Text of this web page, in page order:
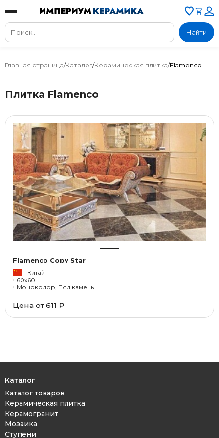
Найти
Главная страница/Каталог/Керамическая плитка/Flamenco
Плитка Flamenco
Flamenco Copy Star
Китай
60x60
Моноколор, Под камень
Цена от 611 ₽
Каталог
Каталог товаров
Керамическая плитка
Керамогранит
Мозаика
Ступени